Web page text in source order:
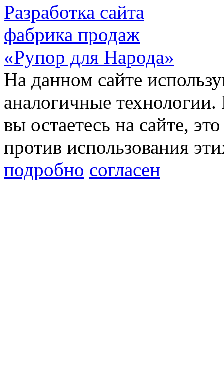
Разработка сайта
фабрика продаж
«Рупор для Народа»
На данном сайте
аналогичные
вы остаетесь на сайте,
против использования
подробно согласен